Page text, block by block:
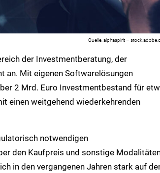
alphaspirit –
der Investmentberatung, der
an. Mit eigenen Softwarelösungen
2 Mrd. Euro Investmentbestand für
einen weitgehend wiederkehrenden
notwendigen
den Kaufpreis und sonstige
in den vergangenen Jahren stark auf